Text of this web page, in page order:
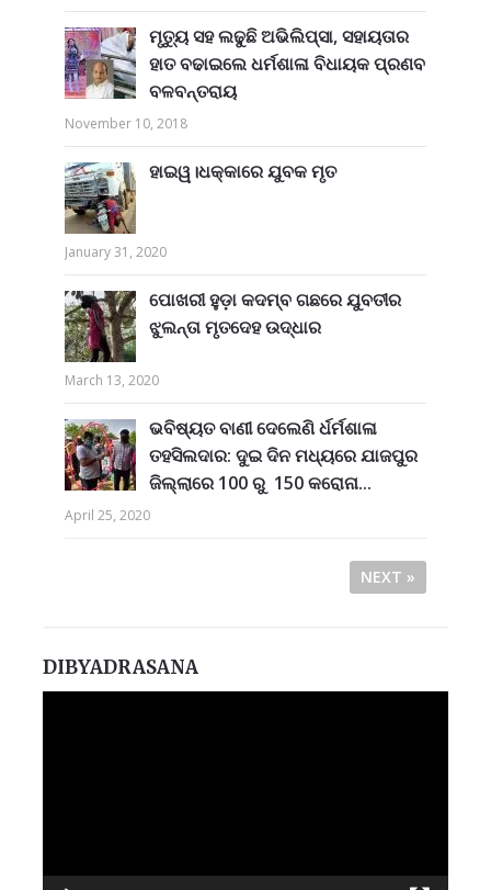
ମୃତ୍ୟୁ ସହ ଲଢୁଛି ଅଭିଲିପ୍ସା, ସହାୟତାର
ହାତ ବଢାଇଲେ ଧର୍ମଶାଳା ବିଧାୟକ ପ୍ରଣବ
ବଳବନ୍ତରାୟ
November 10, 2018
ହାଇୱ।ଧକ୍କାରେ ଯୁବକ ମୃତ
January 31, 2020
ପୋଖରୀ ହୁଡ଼ା କଦମ୍ବ ଗଛରେ ଯୁବତୀର
ଝୁଲନ୍ତା ମୃତଦେହ ଉଦ୍ଧାର
March 13, 2020
ଭବିଷ୍ୟତ ବାଣୀ ଦେଲେଣି ର୍ଧର୍ମଶାଳା
ତହସିଲଦାର: ଦୁଇ ଦିନ ମଧ୍ୟରେ ଯାଜପୁର
ଜିଲ୍ଲାରେ 100 ରୁ 150 କରୋନା...
April 25, 2020
NEXT »
DIBYADRASANA